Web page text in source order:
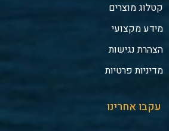
קטלוג מוצרים
מידע מקצועי
הצהרת נגישות
מדיניות פרטיות
עקבו אחרינו